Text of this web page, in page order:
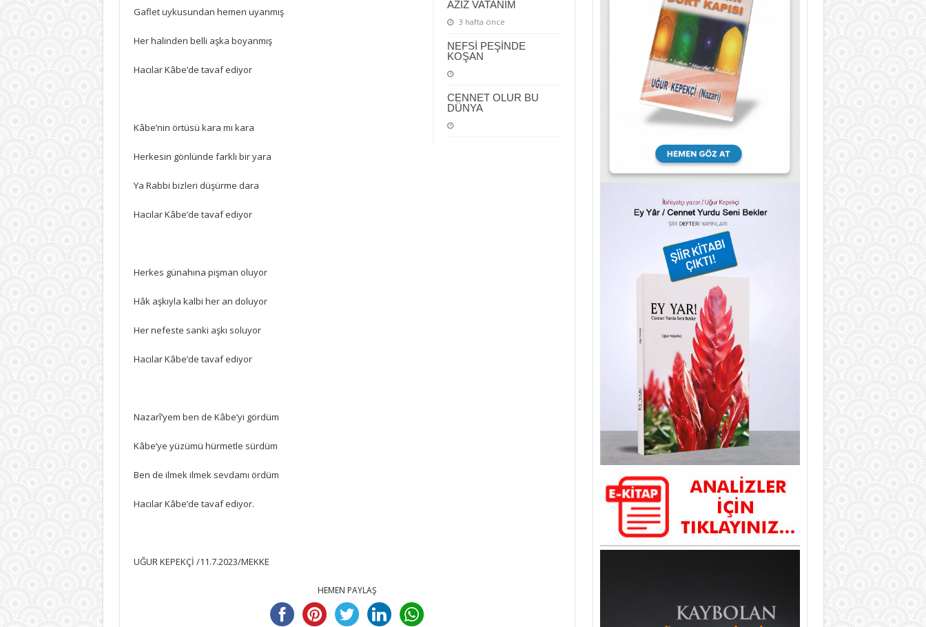
AZİZ VATANIM
3 hafta önce
NEFSİ PEŞİNDE
KOŞAN
CENNET OLUR BU
DÜNYA
Gaflet uykusundan hemen uyanmış
Her halinden belli aşka boyanmış
Hacılar Kâbe’de tavaf ediyor
Kâbe’nin örtüsü kara mı kara
Herkesin gönlünde farklı bir yara
Ya Rabbi bizleri düşürme dara
Hacılar Kâbe’de tavaf ediyor
Herkes günahına pişman oluyor
Hâk aşkıyla kalbi her an doluyor
Her nefeste sanki aşkı soluyor
Hacılar Kâbe’de tavaf ediyor
Nazarî’yem ben de Kâbe’yi gördüm
Kâbe’ye yüzümü hürmetle sürdüm
Ben de ilmek ilmek sevdamı ördüm
Hacılar Kâbe’de tavaf ediyor.
UĞUR KEPEKÇİ /11.7.2023/MEKKE
HEMEN PAYLAŞ